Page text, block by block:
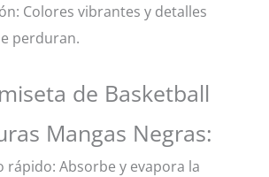
Colores vibrantes y detalles
perduran.
de Basketball
Mangas Negras:
rápido: Absorbe y evapora la